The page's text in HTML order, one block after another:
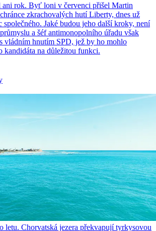
ani rok. Byť loni v červenci přišel Martin
zkrachovalých hutí Liberty, dnes už
společného. Jaké budou jeho další kroky, není
a šéf antimonopolního úřadu však
vládním hnutím SPD, jež by ho mohlo
kandidáta na důležitou funkci.
letu. Chorvatská jezera překvapují tyrkysovou